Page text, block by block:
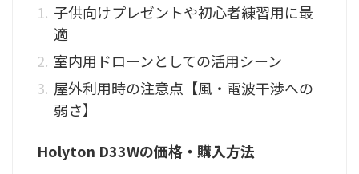
子供向けプレゼントや初心者練習用に最
適
室内用ドローンとしての活用シーン
屋外利用時の注意点【風・電波干渉への
弱さ】
Holyton D33Wの価格・購入方法